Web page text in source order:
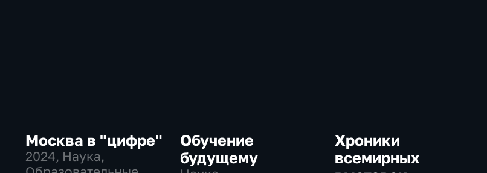
Москва в "цифре"
2024, Наука,
Обучение
будущему
Хроники
всемирных